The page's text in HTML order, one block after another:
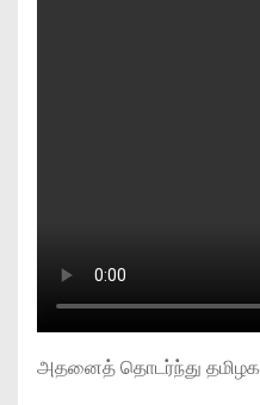
அதனைத் தொடர்ந்து தமிழக